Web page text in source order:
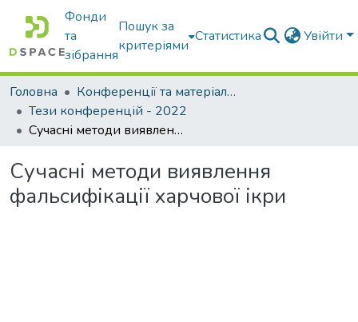
Фонди
та
зібрання
Пошук за
критеріями
Статистика Увійти
Головна
Конференції та матеріали конференцій
Тези конференцій - 2022
Сучасні методи виявлення фальсифікації харчової ікри
Сучасні методи виявлення
фальсифікації харчової ікри